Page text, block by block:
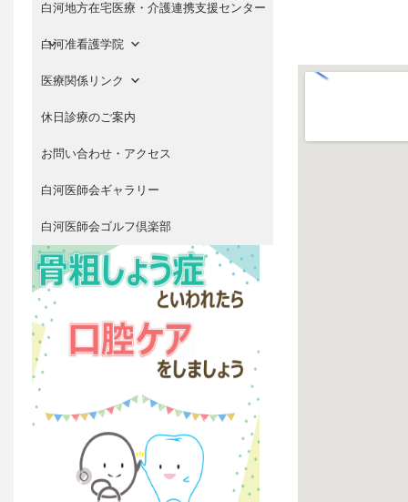
白河地方在宅医療・介護連携支援センター
白河准看護学院
医療関係リンク
休日診療のご案内
お問い合わせ・アクセス
白河医師会ギャラリー
白河医師会ゴルフ倶楽部